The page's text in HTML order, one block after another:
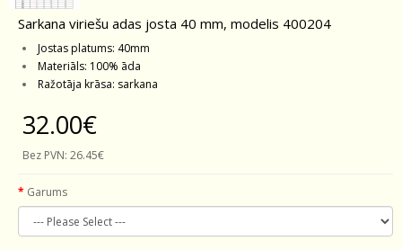
Sarkana viriešu adas josta 40 mm, modelis 400204
Jostas platums: 40mm
Materiāls: 100% āda
Ražotāja krāsa: sarkana
32.00€
Bez PVN: 26.45€
Garums